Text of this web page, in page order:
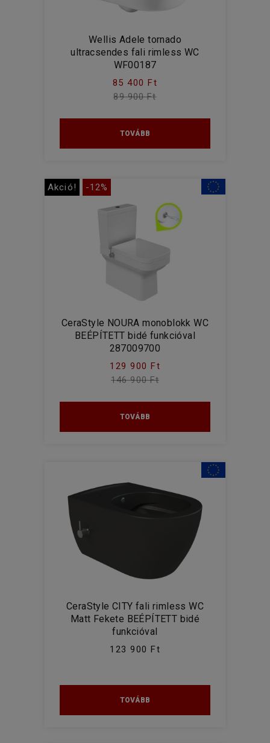
Wellis Adele tornado
ultracsendes fali rimless WC
WF00187
85 400 Ft
89 900 Ft
TOVÁBB
Akció! -12%
CeraStyle NOURA monoblokk WC
BEÉPÍTETT bidé funkcióval
287009700
129 900 Ft
146 900 Ft
TOVÁBB
CeraStyle CITY fali rimless WC
Matt Fekete BEÉPÍTETT bidé
funkcióval
123 900 Ft
TOVÁBB